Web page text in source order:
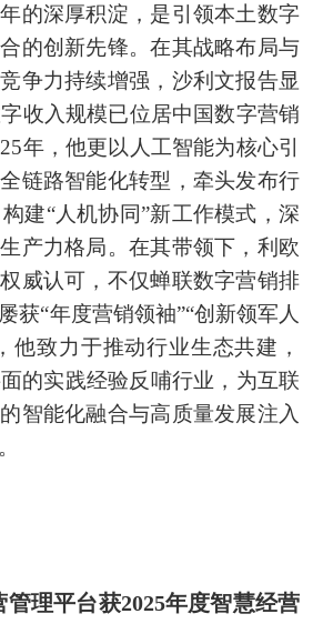
的深厚积淀，是引领本土数字
的创新先锋。在其战略布局与
争力持续增强，沙利文报告显
收入规模已位居中国数字营销
年，他更以人工智能为核心引
链路智能化转型，牵头发布行
建“人机协同”新工作模式，深
产力格局。在其带领下，利欧
威认可，不仅蝉联数字营销排
获“年度营销领袖”“创新领军人
他致力于推动行业生态共建，
的实践经验反哺行业，为互联
智能化融合与高质量发展注入
理平台获2025年度智慧经营